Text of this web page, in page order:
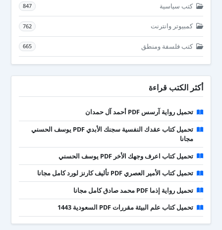
كتب سياسية 847
كمبيوتر وانترنت 762
كتب فلسفة ومنطق 665
أكثر الكتب قراءة
تحميل رواية آرسس PDF أحمد آل حمدان
تحميل كتاب عقدك النفسية سجنك الأبدي PDF يوسف الحسني
مجانا
تحميل كتاب اعرف وجهك الأخر PDF يوسف الحسني
تحميل كتاب الأمير العصري PDF تأليف كارنز لورد كامل مجانا
تحميل رواية إذما PDF محمد صادق كامل مجانا
تحميل كتاب علم البيئة مقررات PDF السعودية 1443